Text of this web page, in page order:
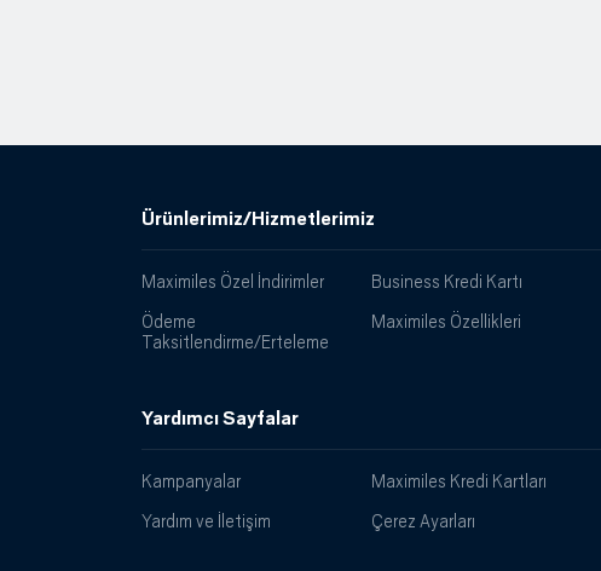
Ürünlerimiz/Hizmetlerimiz
Maximiles Özel İndirimler Business Kredi Kartı
Ödeme
Taksitlendirme/Erteleme
Maximiles Özellikleri
Yardımcı Sayfalar
Kampanyalar Maximiles Kredi Kartları
Yardım ve İletişim
Çerez Ayarları